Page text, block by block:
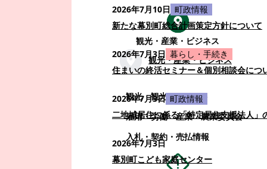
観光・産業・ビジネス
観光・産業・ビジネス
観光
観光・イベント
雇用・労働
産業
農業委員会
入札・契約・売払情報
2026年7月10日 町政情報
新たな幕別町総合計画策定方針について
2026年7月3日 暮らし・手続き
住まいの終活セミナー＆個別相談会につ
2026年7月3日 町政情報
二地域居住に係る「特定居住支援法人」
2026年7月3日
幕別町こども家庭センター